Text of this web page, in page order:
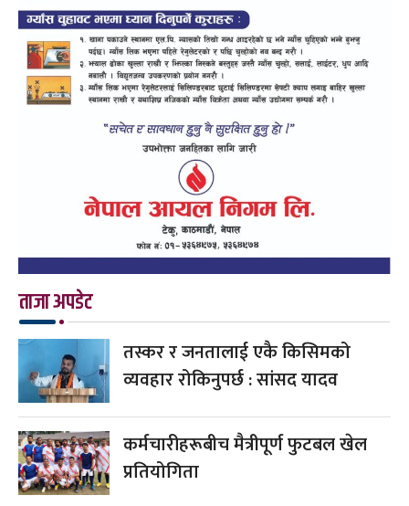
ताजा अपडेट
तस्कर र जनतालाई एकै किसिमको
व्यवहार रोकिनुपर्छ : सांसद यादव
कर्मचारीहरूबीच मैत्रीपूर्ण फुटबल खेल
प्रतियोगिता